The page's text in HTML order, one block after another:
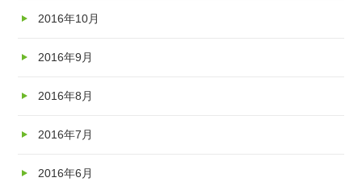
2016年10月
2016年9月
2016年8月
2016年7月
2016年6月